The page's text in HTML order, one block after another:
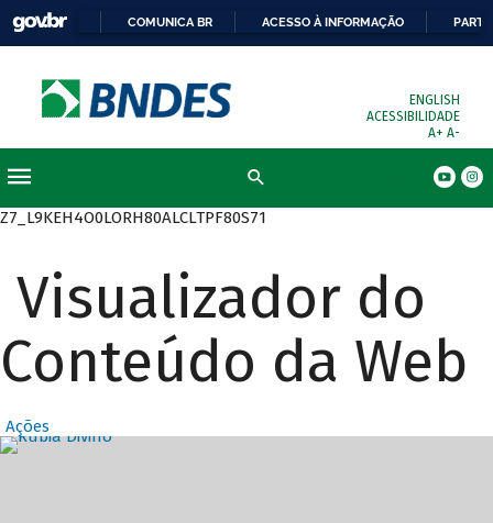
COMUNICA BR ACESSO À INFORMAÇÃO
ENGLISH
ACESSIBILIDADE
A+ A-
Z7_L9KEH4O0LORH80ALCLTPF80S71
Visualizador do
Conteúdo da Web
Ações
Destaques